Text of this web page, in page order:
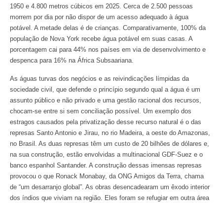
1950 e 4.800 metros cúbicos em 2025. Cerca de 2.500 pessoas
morrem por dia por não dispor de um acesso adequado à água
potável. A metade delas é de crianças. Comparativamente, 100% da
população de Nova York recebe água potável em suas casas. A
porcentagem cai para 44% nos países em via de desenvolvimento e
despenca para 16% na África Subsaariana.
As águas turvas dos negócios e as reivindicações límpidas da
sociedade civil, que defende o princípio segundo qual a água é um
assunto público e não privado e uma gestão racional dos recursos,
chocam-se entre si sem conciliação possível. Um exemplo dos
estragos causados pela privatização desse recurso natural é o das
represas Santo Antonio e Jirau, no rio Madeira, a oeste do Amazonas,
no Brasil. As duas represas têm um custo de 20 bilhões de dólares e,
na sua construção, estão envolvidas a multinacional GDF-Suez e o
banco espanhol Santander. A construção dessas imensas represas
provocou o que Ronack Monabay, da ONG Amigos da Terra, chama
de “um desarranjo global”. As obras desencadearam um êxodo interior
dos índios que viviam na região. Eles foram se refugiar em outra área